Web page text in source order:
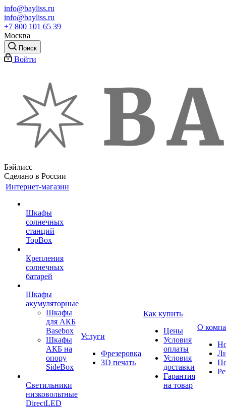
info@bayliss.ru
info@bayliss.ru
+7 800 101 65 39
Москва
Поиск
Войти
Бэйлисс
Сделано в России
Интернет-магазин
Шкафы
солнечных
станций
TopBox
Крепления
солнечных
батарей
Шкафы
акумуляторные
Шкафы
для АКБ
Basebox
Шкафы
АКБ на
опору
SideBox
Светильники
низковольтные
DirectLED
Услуги
Фрезеровка
3D печать
Как купить
Цены
Условия
оплаты
Условия
доставки
Гарантия
на товар
О